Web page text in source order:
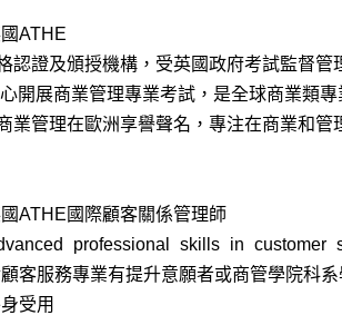
ATHE
認證及頒授機構，受英國政府考試監督
開展商業管理專業考試，是全球商業類
業管理在歐洲享譽聲名，專注在商業和
國ATHE國際顧客關係管理師
professional skills in customer
顧客服務專業有提升意願者或商管學院科系
受用